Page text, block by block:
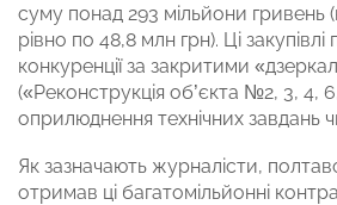
суму понад 293 мільйони гривень
рівно по 48,8 млн грн). Ці
конкуренції за закритими
(«Реконструкція об’єкта №2, 3, 4,
оприлюднення технічних завдань
Як зазначають журналісти,
отримав ці багатомільйонні